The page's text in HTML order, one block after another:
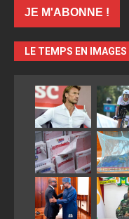
LE TEMPS EN IMAGES